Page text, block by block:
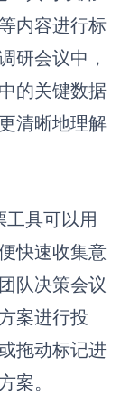
内容进行标
研会议中，
的关键数据
清晰地理解
具可以用
快速收集意
队决策会议
案进行投
拖动标记进
案。